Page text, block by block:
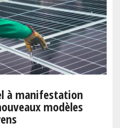
à manifestation
modèles